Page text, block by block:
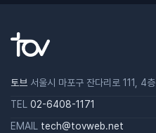
토브 서울시 마포구 잔다리로 111, 4층
TEL 02-6408-1171
EMAIL tech@tovweb.net